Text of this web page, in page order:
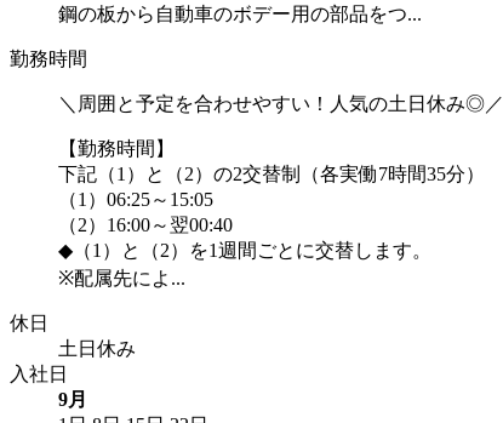
鋼の板から自動車のボデー用の部品をつ...
勤務時間
＼周囲と予定を合わせやすい！人気の土日休み◎／
【勤務時間】
下記（1）と（2）の2交替制（各実働7時間35分）
（1）06:25～15:05
（2）16:00～翌00:40
◆（1）と（2）を1週間ごとに交替します。
※配属先によ...
休日
土日休み
入社日
9月